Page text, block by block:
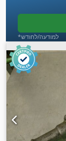
*למודעה/לחודש